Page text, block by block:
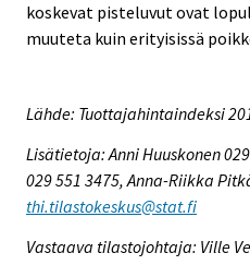
koskevat pisteluvut ovat
muuteta kuin erityisissä
Lähde: Tuottajahintaindeksi
Lisätietoja: Anni Huuskonen
029 551 3475, Anna-Riikka
thi.tilastokeskus@stat.fi
Vastaava tilastojohtaja: Ville